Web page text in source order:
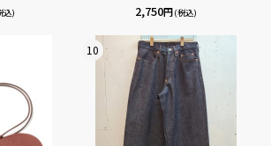
込) 2,750円(税込)
10